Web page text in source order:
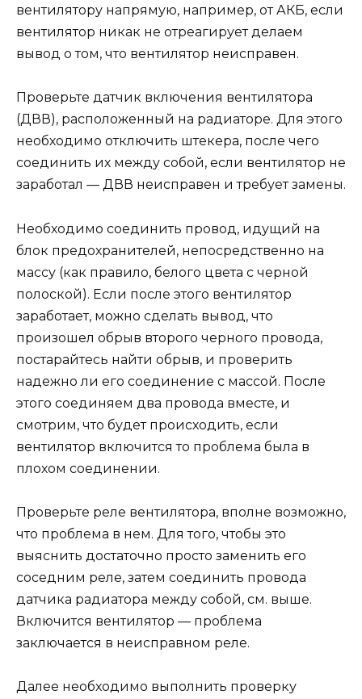
вентилятору напрямую, например, от АКБ, если
вентилятор никак не отреагирует делаем
вывод о том, что вентилятор неисправен.
Проверьте датчик включения вентилятора
(ДВВ), расположенный на радиаторе. Для этого
необходимо отключить штекера, после чего
соединить их между собой, если вентилятор не
заработал — ДВВ неисправен и требует замены.
Необходимо соединить провод, идущий на
блок предохранителей, непосредственно на
массу (как правило, белого цвета с черной
полоской). Если после этого вентилятор
заработает, можно сделать вывод, что
произошел обрыв второго черного провода,
постарайтесь найти обрыв, и проверить
надежно ли его соединение с массой. После
этого соединяем два провода вместе, и
смотрим, что будет происходить, если
вентилятор включится то проблема была в
плохом соединении.
Проверьте реле вентилятора, вполне возможно,
что проблема в нем. Для того, чтобы это
выяснить достаточно просто заменить его
соседним реле, затем соединить провода
датчика радиатора между собой, см. выше.
Включится вентилятор — проблема
заключается в неисправном реле.
Далее необходимо выполнить проверку